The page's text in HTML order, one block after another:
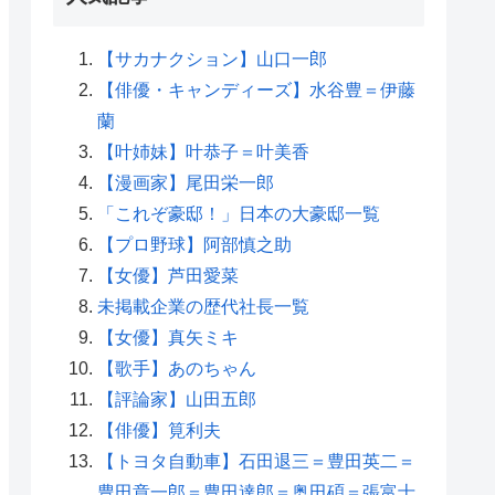
【サカナクション】山口一郎
【俳優・キャンディーズ】水谷豊＝伊藤
蘭
【叶姉妹】叶恭子＝叶美香
【漫画家】尾田栄一郎
「これぞ豪邸！」日本の大豪邸一覧
【プロ野球】阿部慎之助
【女優】芦田愛菜
未掲載企業の歴代社長一覧
【女優】真矢ミキ
【歌手】あのちゃん
【評論家】山田五郎
【俳優】筧利夫
【トヨタ自動車】石田退三＝豊田英二＝